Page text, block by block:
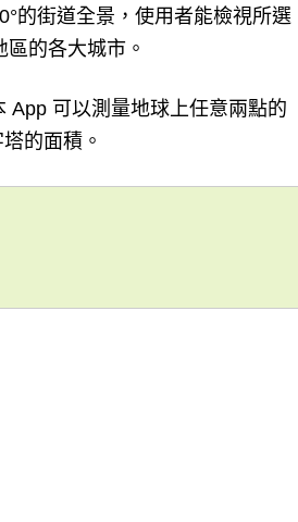
的街道全景，使用者能檢視所選
的各大城市。
App 可以測量地球上任意兩點的
的面積。